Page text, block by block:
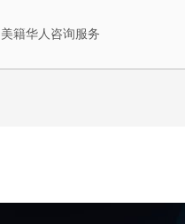
美籍华人咨询服务